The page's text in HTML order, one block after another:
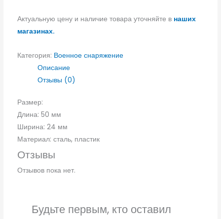
Актуальную цену и наличие товара уточняйте в наших
магазинах.
Категория: Военное снаряжение
Описание
Отзывы (0)
Размер:
Длина: 50 мм
Ширина: 24 мм
Материал: сталь, пластик
Отзывы
Отзывов пока нет.
Будьте первым, кто оставил